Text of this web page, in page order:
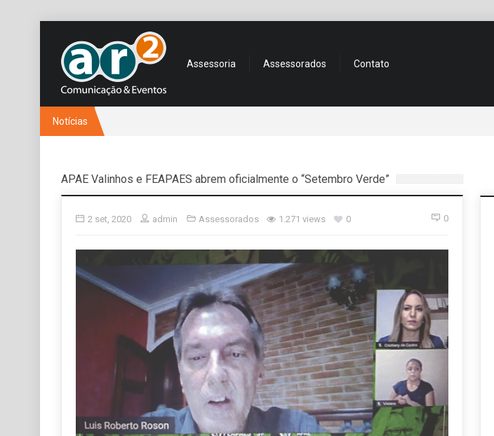
Assessoria Assessorados Contato
Notícias
APAE Valinhos e FEAPAES abrem oficialmente o “Setembro Verde”
2 set, 2020 admin Assessorados 1.271 views 0 0